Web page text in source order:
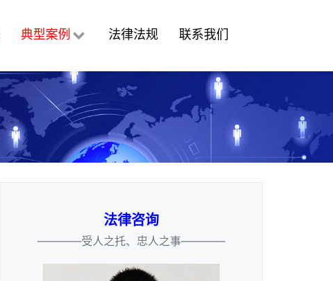
典型案例 法律法规 联系我们
法律咨询
————受人之托、忠人之事————